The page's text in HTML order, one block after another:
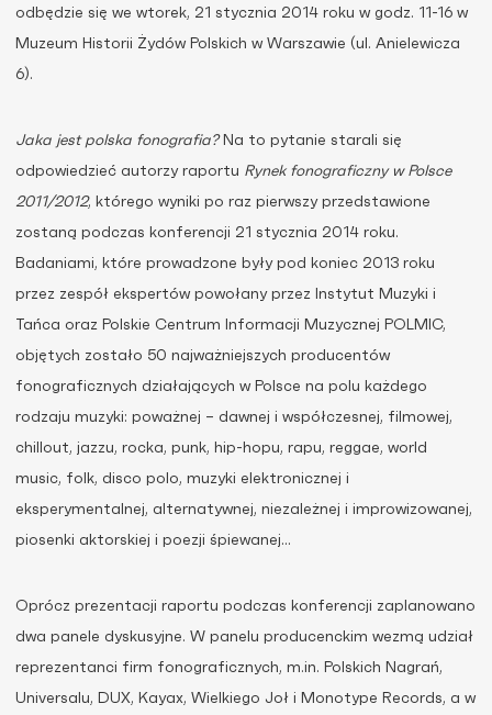
odbędzie się we wtorek, 21 stycznia 2014 roku w godz. 11-16 w
Muzeum Historii Żydów Polskich w Warszawie (ul. Anielewicza
6).
Jaka jest polska fonografia?Na to pytanie starali się
odpowiedzieć autorzy raportu Rynek fonograficzny w Polsce
2011/2012, którego wyniki po raz pierwszy przedstawione
zostaną podczas konferencji 21 stycznia 2014 roku.
Badaniami, które prowadzone były pod koniec 2013 roku
przez zespół ekspertów powołany przez Instytut Muzyki i
Tańca oraz Polskie Centrum Informacji Muzycznej POLMIC,
objętych zostało 50 najważniejszych producentów
fonograficznych działających w Polsce na polu każdego
rodzaju muzyki: poważnej – dawnej i współczesnej, filmowej,
chillout, jazzu, rocka, punk, hip-hopu, rapu, reggae, world
music, folk, disco polo, muzyki elektronicznej i
eksperymentalnej, alternatywnej, niezależnej i improwizowanej,
piosenki aktorskiej i poezji śpiewanej…
Oprócz prezentacji raportu podczas konferencji zaplanowano
dwa panele dyskusyjne. W panelu producenckim wezmą udział
reprezentanci firm fonograficznych, m.in. Polskich Nagrań,
Universalu, DUX, Kayax, Wielkiego Joł i Monotype Records, a w